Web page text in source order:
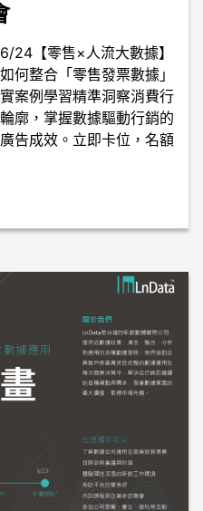
24【零售×人流大數據】
何整合「零售發票數據」
案例學習精準洞察消費行
廓，掌握數據驅動行銷的
告成效。立即卡位，名額